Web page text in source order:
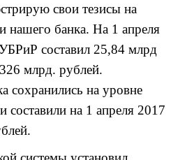
свои тезисы на
нашего банка. На 1 апреля
составил 25,84 млрд
млрд. рублей.
сохранились на уровне
составили на 1 апреля 2017